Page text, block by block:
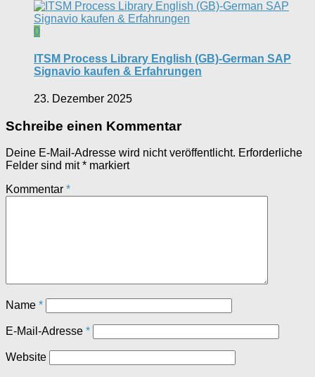
0
ITSM Process Library English (GB)-German SAP
Signavio kaufen & Erfahrungen
23. Dezember 2025
Schreibe einen Kommentar
Deine E-Mail-Adresse wird nicht veröffentlicht. Erforderliche
Felder sind mit* markiert
Kommentar *
Name *
E-Mail-Adresse *
Website